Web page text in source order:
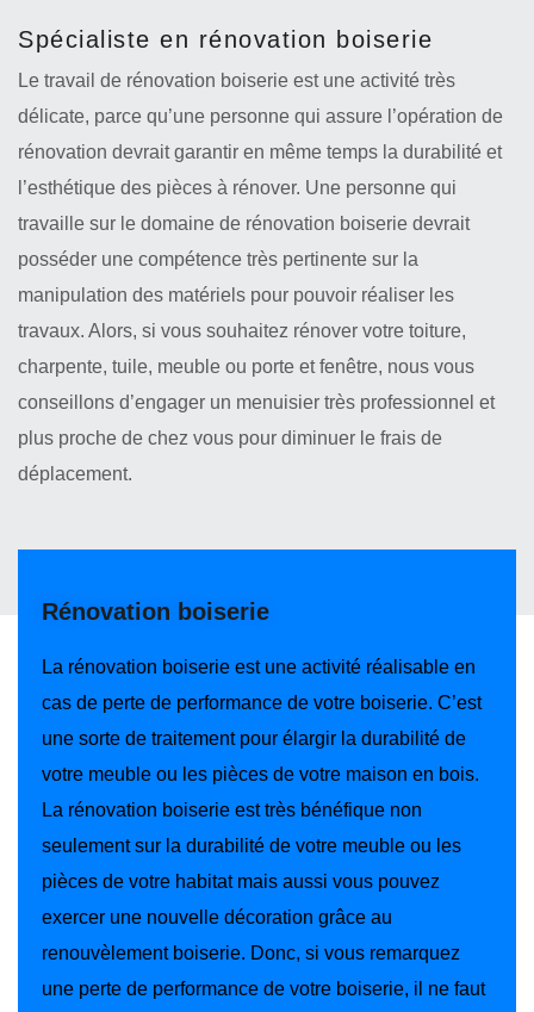
Spécialiste en rénovation boiserie
Le travail de rénovation boiserie est une activité très
délicate, parce qu’une personne qui assure l’opération de
rénovation devrait garantir en même temps la durabilité et
l’esthétique des pièces à rénover. Une personne qui
travaille sur le domaine de rénovation boiserie devrait
posséder une compétence très pertinente sur la
manipulation des matériels pour pouvoir réaliser les
travaux. Alors, si vous souhaitez rénover votre toiture,
charpente, tuile, meuble ou porte et fenêtre, nous vous
conseillons d’engager un menuisier très professionnel et
plus proche de chez vous pour diminuer le frais de
déplacement.
Rénovation boiserie
La rénovation boiserie est une activité réalisable en
cas de perte de performance de votre boiserie. C’est
une sorte de traitement pour élargir la durabilité de
votre meuble ou les pièces de votre maison en bois.
La rénovation boiserie est très bénéfique non
seulement sur la durabilité de votre meuble ou les
pièces de votre habitat mais aussi vous pouvez
exercer une nouvelle décoration grâce au
renouvèlement boiserie. Donc, si vous remarquez
une perte de performance de votre boiserie, il ne faut